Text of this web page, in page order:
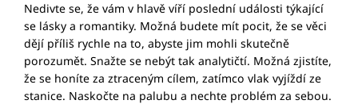
Nedivte se, že vám v hlavě víří poslední události týkající
se lásky a romantiky. Možná budete mít pocit, že se věci
dějí příliš rychle na to, abyste jim mohli skutečně
porozumět. Snažte se nebýt tak analytičtí. Možná zjistíte,
že se honíte za ztraceným cílem, zatímco vlak vyjíždí ze
stanice. Naskočte na palubu a nechte problém za sebou.